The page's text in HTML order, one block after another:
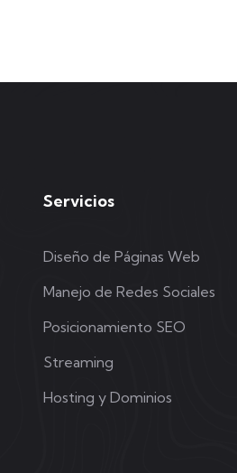
Servicios
Diseño de Páginas Web
Manejo de Redes Sociales
Posicionamiento SEO
Streaming
Hosting y Dominios